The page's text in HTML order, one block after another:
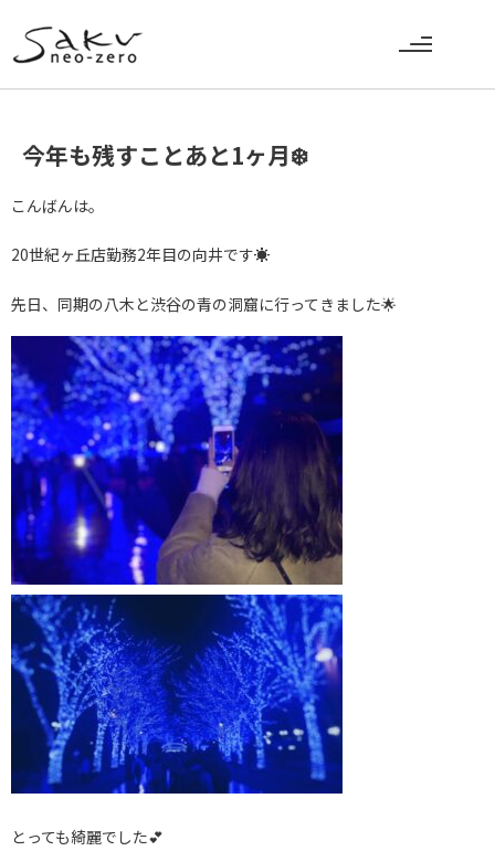
今年も残すことあと1ヶ月❄️
こんばんは。
20世紀ヶ丘店勤務2年目の向井です☀️
先日、同期の八木と渋谷の青の洞窟に行ってきました🌟
とっても綺麗でした💕